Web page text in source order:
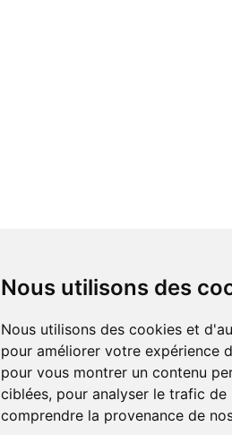
Nous utilisons des
Nous utilisons des cookies et d'autres technologies de suivi
pour améliorer votre expérience
pour vous montrer un contenu
ciblées, pour analyser le trafic
comprendre la provenance de